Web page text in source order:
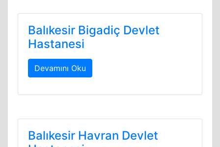
Balıkesir Bigadiç Devlet
Hastanesi
Devamını Oku
Balıkesir Havran Devlet